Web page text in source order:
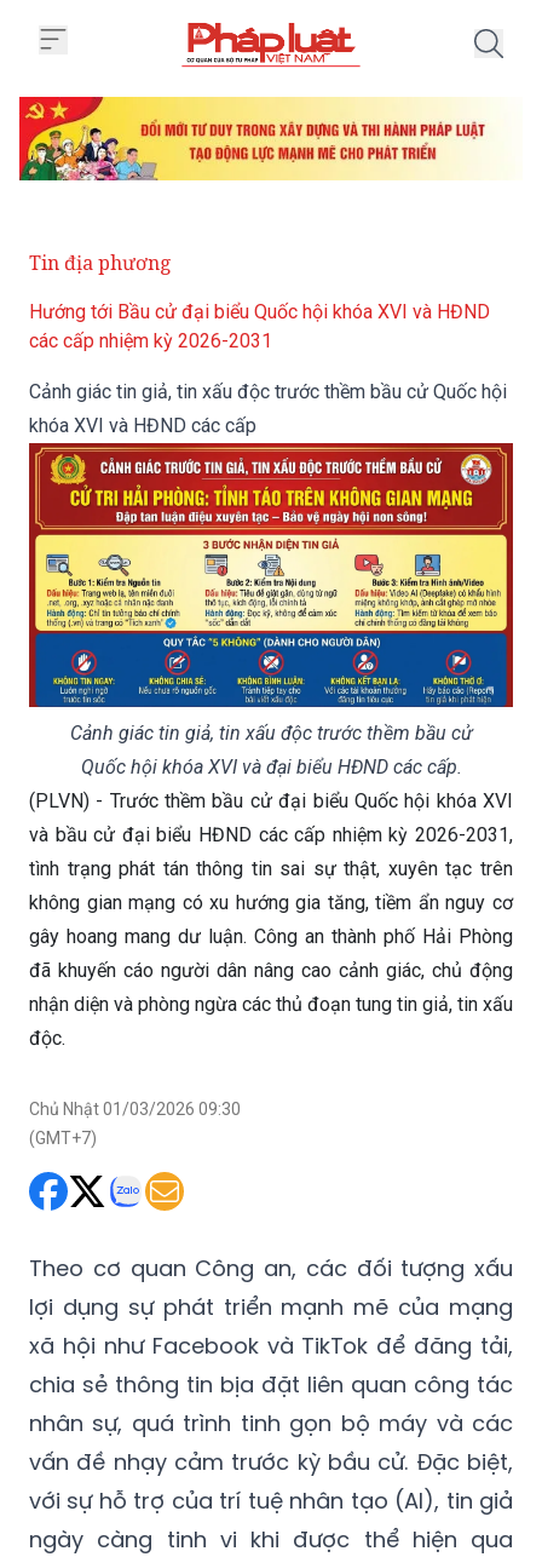
Tin địa phương
Hướng tới Bầu cử đại biểu Quốc hội khóa XVI và HĐND
các cấp nhiệm kỳ 2026-2031
Cảnh giác tin giả, tin xấu độc trước thềm bầu cử Quốc hội
khóa XVI và HĐND các cấp
Cảnh giác tin giả, tin xấu độc trước thềm bầu cử
Quốc hội khóa XVI và đại biểu HĐND các cấp.
(PLVN) - Trước thềm bầu cử đại biểu Quốc hội khóa XVI
và bầu cử đại biểu HĐND các cấp nhiệm kỳ 2026-2031,
tình trạng phát tán thông tin sai sự thật, xuyên tạc trên
không gian mạng có xu hướng gia tăng, tiềm ẩn nguy cơ
gây hoang mang dư luận. Công an thành phố Hải Phòng
đã khuyến cáo người dân nâng cao cảnh giác, chủ động
nhận diện và phòng ngừa các thủ đoạn tung tin giả, tin xấu
độc.
Chủ Nhật 01/03/2026 09:30
(GMT+7)
Theo cơ quan Công an, các đối tượng xấu
lợi dụng sự phát triển mạnh mẽ của mạng
xã hội như Facebook và TikTok để đăng tải,
chia sẻ thông tin bịa đặt liên quan công tác
nhân sự, quá trình tinh gọn bộ máy và các
vấn đề nhạy cảm trước kỳ bầu cử. Đặc biệt,
với sự hỗ trợ của trí tuệ nhân tạo (AI), tin giả
ngày càng tinh vi khi được thể hiện qua